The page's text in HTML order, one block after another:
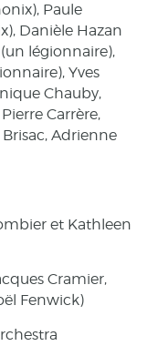
Paule
Danièle Hazan
légionnaire),
Yves
Chauby,
Carrère,
Adrienne
et Kathleen
Cramier,
Fenwick)